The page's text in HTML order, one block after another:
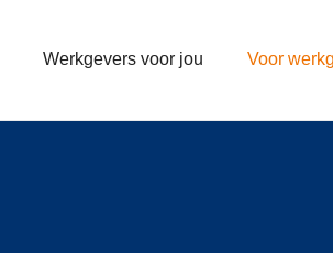
Werkgevers voor jou Voor